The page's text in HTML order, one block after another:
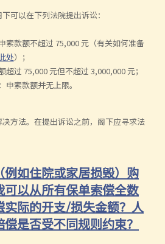
可以在下列法院提出诉讼：
索款额不超过 75,000元（有关如何准备
处）；
超过 75,000元但不超过 3,000,000元；
申索款额并无上限。
方法。在提出诉讼之前，阁下应寻求法
例如住院或家居损毁）购
以从所有保单索偿全数
实际的开支/损失金额？人
是否受不同规则约束？